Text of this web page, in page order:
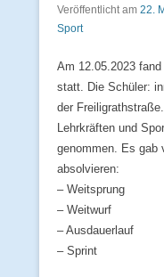
Veröffentlicht am 22.
Sport
Am 12.05.2023
statt. Die Schüler:
der
Lehrkräften und
genommen. Es gab
absolvieren:
– Weitsprung
– Weitwurf
– Ausdauerlauf
– Sprint